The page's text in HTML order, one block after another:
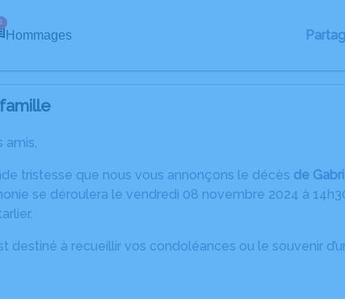
1
Hommages
amis,
tristesse que nous vous annonçons le décès de
se déroulera le vendredi 08 novembre 2024 à
destiné à recueillir vos condoléances ou le souvenir